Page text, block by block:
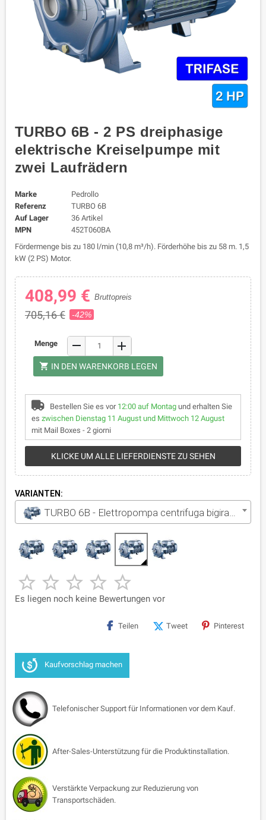
TURBO 6B - 2 PS dreiphasige
elektrische Kreiselpumpe mit
zwei Laufrädern
Marke
Pedrollo
Referenz
TURBO 6B
Auf Lager
36 Artikel
MPN
452T060BA
Fördermenge bis zu 180 l/min (10,8 m³/h). Förderhöhe bis zu 58 m. 1,5
kW (2 PS) Motor.
408,99 € Bruttopreis
705,16 € -42%
Menge remove add
shopping_cart IN DEN WARENKORB LEGEN
Bestellen Sie es vor 12:00 auf Montag und erhalten Sie
es zwischen Dienstag 11 August und Mittwoch 12 August
mit Mail Boxes - 2 giorni
KLICKE UM ALLE LIEFERDIENSTE ZU SEHEN
VARIANTEN:
TURBO 6B - Elettropompa centrifuga bigirante trifase da 2 HP
    
Es liegen noch keine Bewertungen vor
Teilen Tweet Pinterest
Kaufvorschlag machen
Telefonischer Support für Informationen vor dem Kauf.
After-Sales-Unterstützung für die Produktinstallation.
Verstärkte Verpackung zur Reduzierung von
Transportschäden.